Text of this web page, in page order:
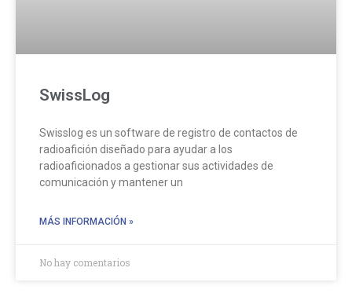
SwissLog
Swisslog es un software de registro de contactos de
radioafición diseñado para ayudar a los
radioaficionados a gestionar sus actividades de
comunicación y mantener un
MÁS INFORMACIÓN »
No hay comentarios